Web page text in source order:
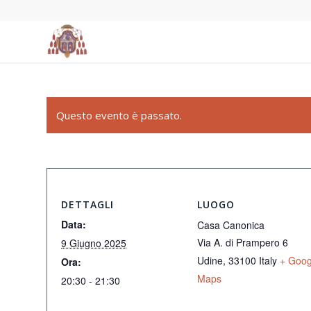
Questo evento è passato.
DETTAGLI
Data:
9 Giugno 2025
Ora:
20:30 - 21:30
LUOGO
Casa Canonica
Via A. di Prampero 6
Udine, 33100 Italy +
Maps